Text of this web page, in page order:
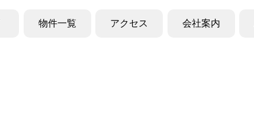
物件一覧 アクセス 会社案内